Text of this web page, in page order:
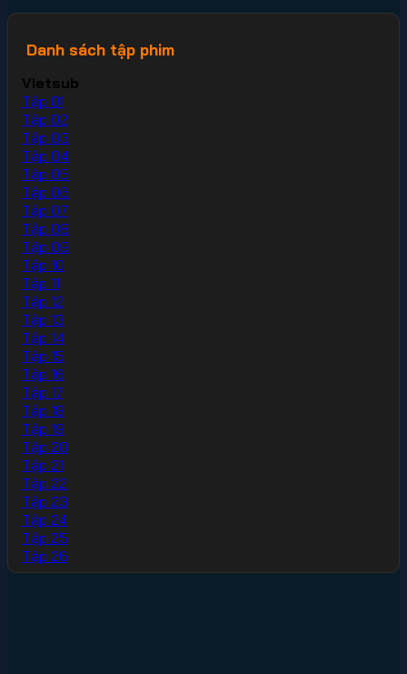
Danh sách tập phim
Vietsub
Tập 01
Tập 02
Tập 03
Tập 04
Tập 05
Tập 06
Tập 07
Tập 08
Tập 09
Tập 10
Tập 11
Tập 12
Tập 13
Tập 14
Tập 15
Tập 16
Tập 17
Tập 18
Tập 19
Tập 20
Tập 21
Tập 22
Tập 23
Tập 24
Tập 25
Tập 26